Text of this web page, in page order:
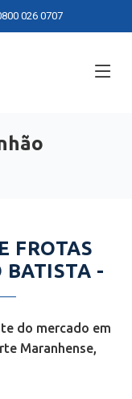
026 0707
FROTAS
BATISTA -
do mercado em
Maranhense,